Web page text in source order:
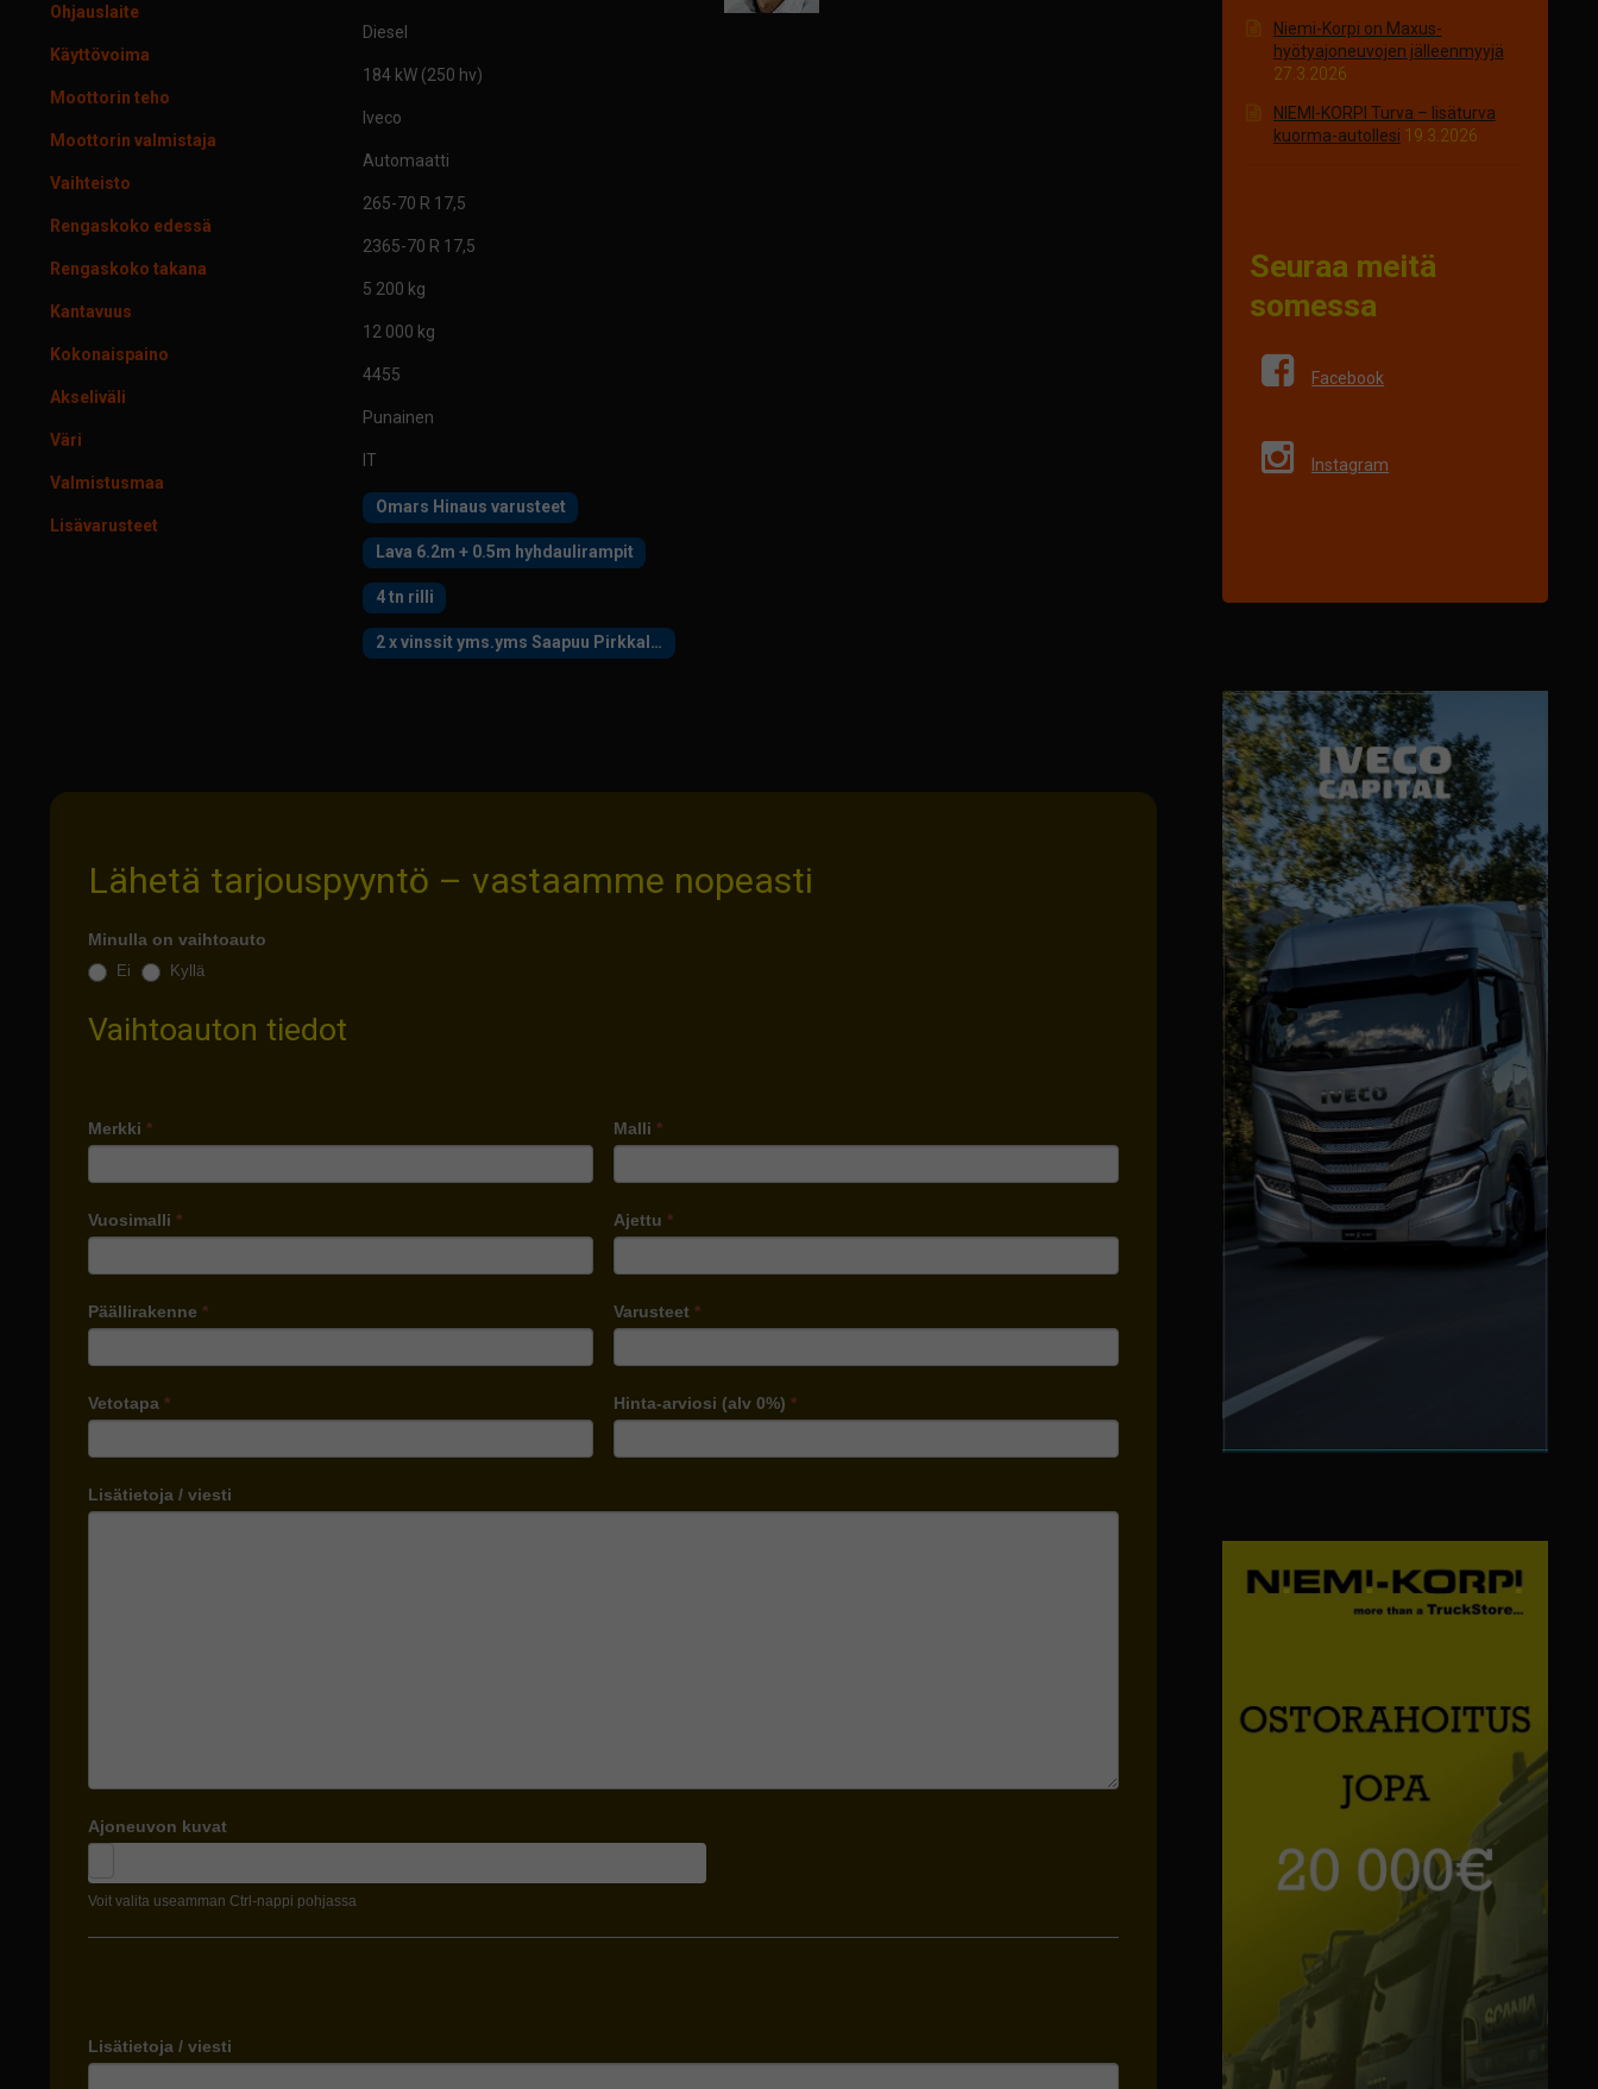
Ohjauslaite
Käyttövoima
Diesel
Moottorin teho
184 kW (250 hv)
Moottorin valmistaja
Iveco
Vaihteisto
Automaatti
Rengaskoko edessä
265-70 R 17,5
Rengaskoko takana
2365-70 R 17,5
Kantavuus
5 200 kg
Kokonaispaino
12 000 kg
Akseliväli
4455
Väri
Punainen
Valmistusmaa
IT
Lisävarusteet
Omars Hinaus varusteet
Lava 6.2m + 0.5m hyhdaulirampit
4 tn rilli
2 x vinssit yms.yms Saapuu Pirkkalaan 5/2025
Lähetä tarjouspyyntö – vastaamme nopeasti
Minulla on vaihtoauto
Ei Kyllä
Vaihtoauton tiedot
Merkki * Malli*
Vuosimalli * Ajettu*
Päällirakenne * Varusteet*
Vetotapa * Hinta-arviosi (alv 0%)*
Lisätietoja / viesti
Ajoneuvon kuvat
Voit valita useamman Ctrl-nappi pohjassa
Lisätietoja / viesti
Niemi-Korpi on Maxus-
hyötyajoneuvojen jälleenmyyjä
27.3.2026
NIEMI-KORPI Turva – lisäturva
kuorma-autollesi 19.3.2026
Seuraa meitä
somessa
Facebook
Instagram